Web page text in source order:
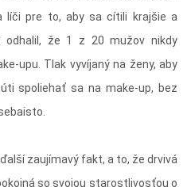
líči pre to, aby sa cítili krajšie a
odhalil, že 1 z 20 mužov nikdy
upu. Tlak vyvíjaný na ženy, aby
spoliehať sa na make-up, bez
zaujímavý fakt, a to, že drvivá
so svojou starostlivosťou o